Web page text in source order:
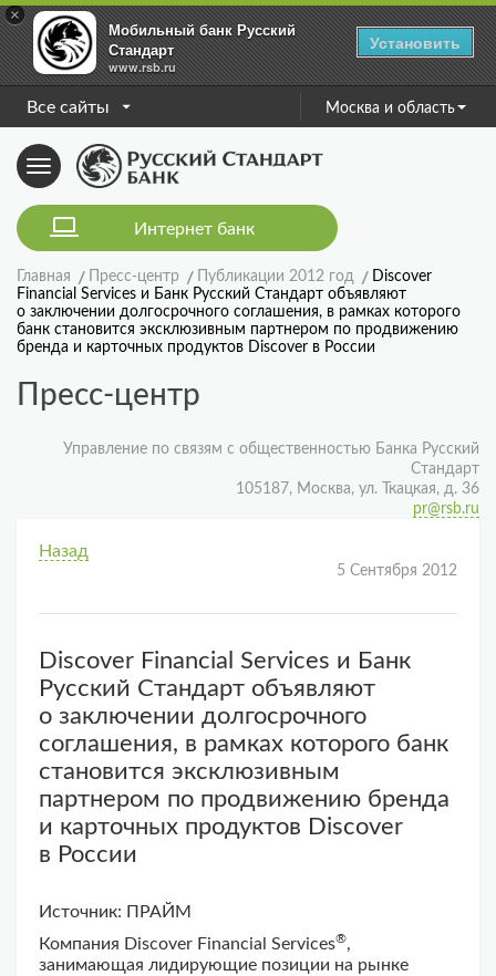
×
Мобильный банк Русский
Стандарт
www.rsb.ru
Установить
Все сайты Москва и область
Toggle
navigation
Интернет банк
Главная Пресс-центр Публикации 2012 год
Discover
Financial Services и Банк Русский Стандарт объявляют
о заключении долгосрочного соглашения, в рамках которого
банк становится эксклюзивным партнером по продвижению
бренда и карточных продуктов Discover в России
Пресс-центр
Управление по связям с общественностью Банка Русский
Стандарт
105187, Москва, ул. Ткацкая, д. 36
pr@rsb.ru
Назад
5 Сентября 2012
Discover Financial Services и Банк
Русский Стандарт объявляют
о заключении долгосрочного
соглашения, в рамках которого банк
становится эксклюзивным
партнером по продвижению бренда
и карточных продуктов Discover
в России
Источник: ПРАЙМ
Компания Discover Financial Services®,
занимающая лидирующие позиции на рынке